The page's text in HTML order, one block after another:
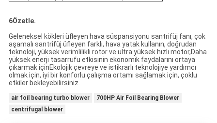
6Özetle.
Geleneksel kökleri üfleyen hava süspansiyonu santrifüj fanı, çok
aşamalı santrifüj üfleyen farklı, hava yatak kullanın, doğrudan
teknoloji, yüksek verimlilikli rotor ve ultra yüksek hızlı motor,Daha
yüksek enerji tasarrufu etkisinin ekonomik faydalarını ortaya
çıkarmak içinEkolojik çevreye ve istikrarlı teknolojiye yardımcı
olmak için, iyi bir konforlu çalışma ortamı sağlamak için, çoklu
etkiler bekleyebilirsiniz.
air foil bearing turbo blower
700HP Air Foil Bearing Blower
centrifugal blower